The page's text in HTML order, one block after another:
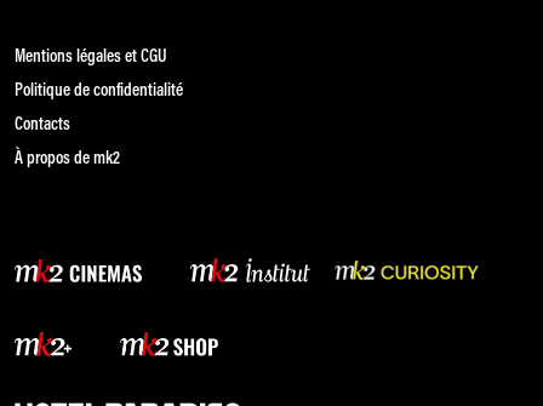
Mentions légales et CGU
Politique de confidentialité
Contacts
À propos de mk2